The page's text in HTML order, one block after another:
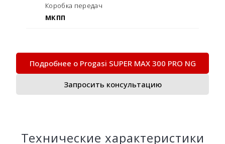
Коробка передач
МКПП
Подробнее о Progasi SUPER MAX 300 PRO NG
Запросить консультацию
Технические характеристики